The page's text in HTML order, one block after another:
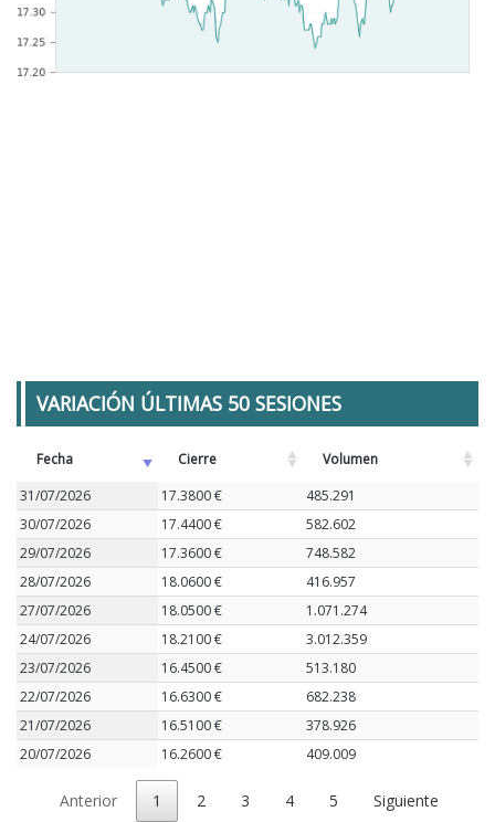
VARIACIÓN ÚLTIMAS 50 SESIONES
Fecha Cierre
Volumen
31/07/2026
17.3800 €
485.291
30/07/2026
17.4400 €
582.602
29/07/2026
17.3600 €
748.582
28/07/2026
18.0600 €
416.957
27/07/2026
18.0500 €
1.071.274
24/07/2026
18.2100 €
3.012.359
23/07/2026
16.4500 €
513.180
22/07/2026
16.6300 €
682.238
21/07/2026
16.5100 €
378.926
20/07/2026
16.2600 € 409.009
Anterior 1 2 3 4 5 Siguiente